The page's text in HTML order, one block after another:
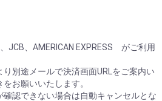
JCB、AMERICAN EXPRESS がご利用
別途メールで決済画面URLをご案内い
お願いいたします。
認できない場合は自動キャンセルとな